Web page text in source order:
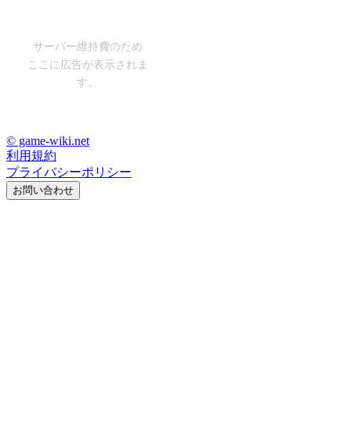
サーバー維持費のため
ここに広告が表示されま
す。
© game-wiki.net
利用規約
プライバシーポリシー
お問い合わせ